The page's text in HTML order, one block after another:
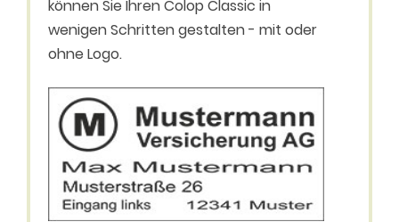
können Sie Ihren Colop Classic in
wenigen Schritten gestalten - mit oder
ohne Logo.